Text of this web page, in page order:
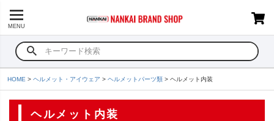
MENU
HOME ヘルメット・アイウェア ヘルメットパーツ類 ヘルメット内装
ヘルメット内装